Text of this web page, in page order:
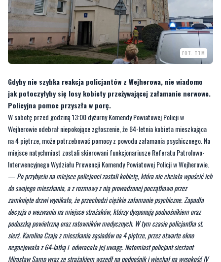
FOT. TTM
Gdyby nie szybka reakcja policjantów z Wejherowa, nie wiadomo
jak potoczyłyby się losy kobiety przeżywającej załamanie nerwowe.
W sobotę przed godziną 13:00 dyżurny Komendy Powiatowej Policji w
Wejherowie odebrał niepokojące zgłoszenie, że 64-letnia kobieta mieszkająca
na 4 piętrze, może potrzebować pomocy z powodu załamania psychicznego. Na
miejsce natychmiast zostali skierowani funkcjonariusze Referatu Patrolowo-
Interwencyjnego Wydziału Prewencji Komendy Powiatowej Policji w Wejherowie.
—Po przybyciu na miejsce policjanci zastali kobietę, która nie chciała wpuścić ich
do swojego mieszkania, a z rozmowy z nią prowadzonej początkowo przez
zamknięte drzwi wynikało, że przechodzi ciężkie załamanie psychiczne. Zapadła
decyzja o wezwaniu na miejsce strażaków, którzy dysponują podnośnikiem oraz
poduszką powietrzną oraz ratowników medycznych. W tym czasie policjantka st.
sierż. Karolina Czaja z mieszkania sąsiadów na 4 piętrze, przez otwarte okno
negocjowała z 64-latką i odwracała jej uwagę. Natomiast policjant sierżant
Mirosław Samp wraz ze strażakiem wszedł na podnośnik i wjechał na wysokość IV
piętra. Tam przez otwarte okno kuchenne wszedł szybko do środka i udzielił
wsparcia kobiecie, następnie wpuścił do mieszkania policjantów, strażaków oraz
ratowników medycznych, którzy także zostali wezwani na miejsce. Kobieta została